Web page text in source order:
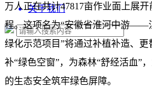
关于我们
万人正在共计47817亩作业面上展
程。这项名为“安徽省淮河中游——
绿化示范项目”将通过补植补造、
补“绿色空窗”，为森林“舒经活血”
的生态安全筑牢绿色屏障。